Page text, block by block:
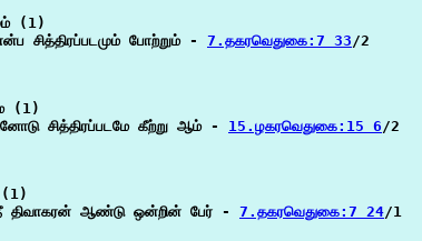
(1)
சித்திரப்படமும் போற்றும் - 7.தகரவெதுகை:7 33/2
(1)
சித்திரப்படமே கீற்று ஆம் - 15.ழகரவெதுகை:15 6/2
திவாகரன் ஆண்டு ஒன்றின் பேர் - 7.தகரவெதுகை:7 24/1